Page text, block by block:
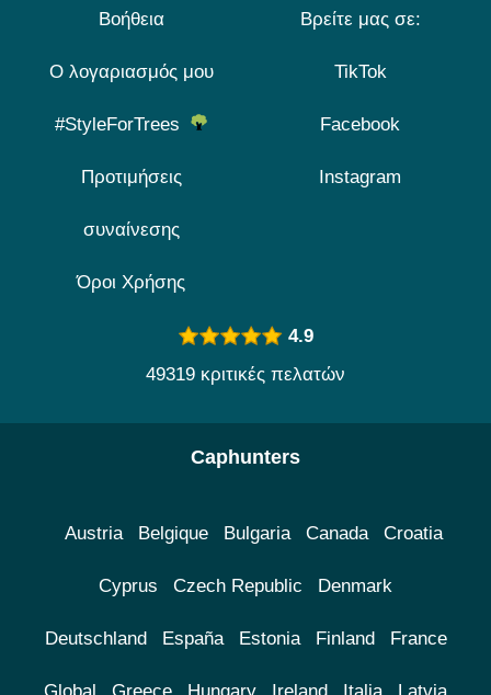
Βοήθεια
Ο λογαριασμός μου
#StyleForTrees
Προτιμήσεις
συναίνεσης
Όροι Χρήσης
Βρείτε μας σε:
TikTok
Facebook
Instagram
4.9
49319 κριτικές πελατών
Caphunters
Austria Belgique Bulgaria Canada Croatia
Cyprus Czech Republic Denmark
Deutschland España Estonia Finland France